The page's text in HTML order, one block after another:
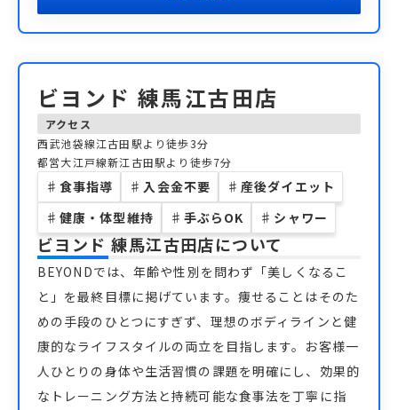
ビヨンド 練馬江古田店
アクセス
西武池袋線江古田駅より徒歩3分
都営大江戸線新江古田駅より徒歩7分
♯ 食事指導 ♯ 入会金不要 ♯ 産後ダイエット
♯ 健康・体型維持 ♯ 手ぶらOK ♯ シャワー
ビヨンド 練馬江古田店について
BEYONDでは、年齢や性別を問わず「美しくなるこ
と」を最終目標に掲げています。痩せることはそのた
めの手段のひとつにすぎず、理想のボディラインと健
康的なライフスタイルの両立を目指します。お客様一
人ひとりの身体や生活習慣の課題を明確にし、効果的
なトレーニング方法と持続可能な食事法を丁寧に指